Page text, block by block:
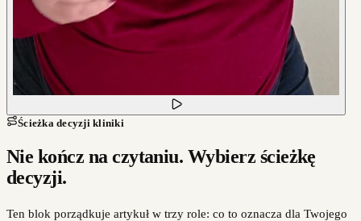
Ścieżka decyzji kliniki
Nie kończ na czytaniu. Wybierz ścieżkę
decyzji.
Ten blok porządkuje artykuł w trzy role: co to oznacza dla Twojego